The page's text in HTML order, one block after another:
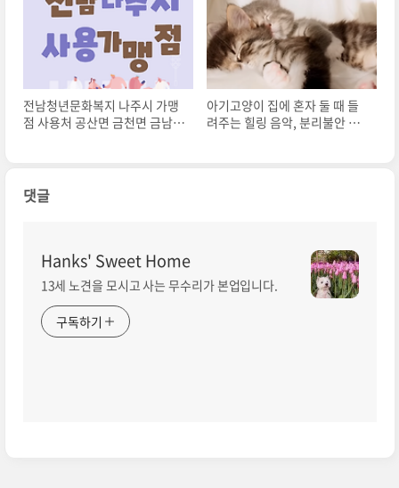
전남청년문화복지 나주시 가맹
점 사용처 공산면 금천면 금남동
아기고양이 집에 혼자 둘 때 들
려주는 힐링 음악, 분리불안 증
댓글
Hanks' Sweet Home
13세 노견을 모시고 사는 무수리가 본업입니다.
구독하기